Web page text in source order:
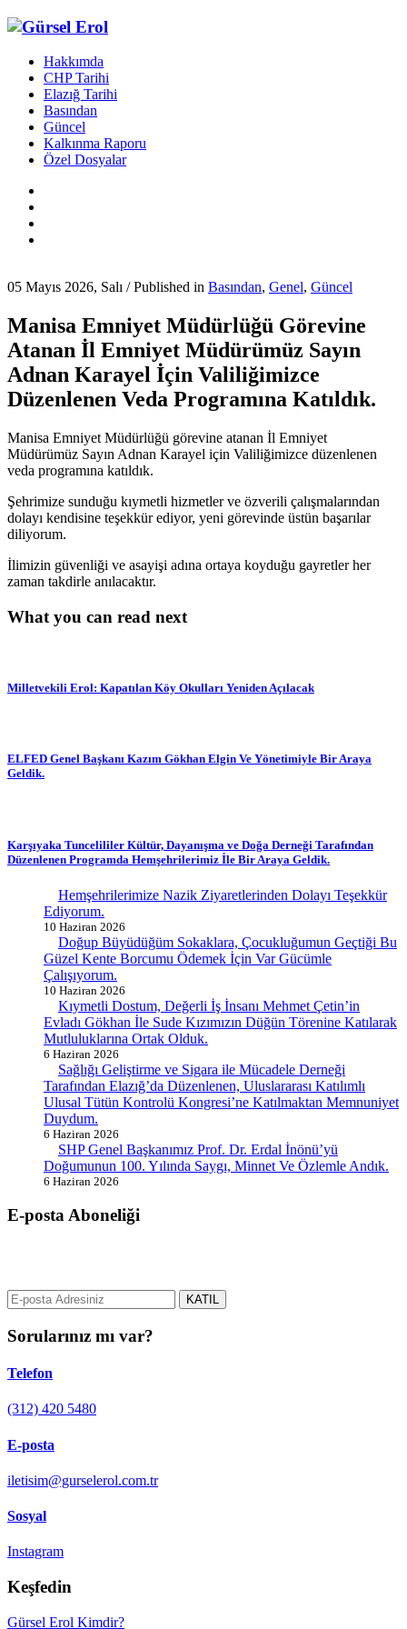
Hakkımda
CHP Tarihi
Elazığ Tarihi
Basından
Güncel
Kalkınma Raporu
Özel Dosyalar
05 Mayıs 2026, Salı /Published in Basından, Genel, Güncel
Manisa Emniyet Müdürlüğü Görevine
Atanan İl Emniyet Müdürümüz Sayın
Adnan Karayel İçin Valiliğimizce
Düzenlenen Veda Programına Katıldık.
Manisa Emniyet Müdürlüğü görevine atanan İl Emniyet
Müdürümüz Sayın Adnan Karayel için Valiliğimizce düzenlenen
veda programına katıldık.
Şehrimize sunduğu kıymetli hizmetler ve özverili çalışmalarından
dolayı kendisine teşekkür ediyor, yeni görevinde üstün başarılar
diliyorum.
İlimizin güvenliği ve asayişi adına ortaya koyduğu gayretler her
zaman takdirle anılacaktır.
What you can read next
Milletvekili Erol: Kapatılan Köy Okulları Yeniden Açılacak
ELFED Genel Başkanı Kazım Gökhan Elgin Ve Yönetimiyle Bir Araya
Geldik.
Karşıyaka Tuncelililer Kültür, Dayanışma ve Doğa Derneği Tarafından
Düzenlenen Programda Hemşehrilerimiz İle Bir Araya Geldik.
Hemşehrilerimize Nazik Ziyaretlerinden Dolayı Teşekkür
Ediyorum.
10 Haziran 2026
Doğup Büyüdüğüm Sokaklara, Çocukluğumun Geçtiği Bu
Güzel Kente Borcumu Ödemek İçin Var Gücümle
Çalışıyorum.
10 Haziran 2026
Kıymetli Dostum, Değerli İş İnsanı Mehmet Çetin’in
Evladı Gökhan İle Sude Kızımızın Düğün Törenine Katılarak
Mutluluklarına Ortak Olduk.
6 Haziran 2026
Sağlığı Geliştirme ve Sigara ile Mücadele Derneği
Tarafından Elazığ’da Düzenlenen, Uluslararası Katılımlı
Ulusal Tütün Kontrolü Kongresi’ne Katılmaktan Memnuniyet
Duydum.
6 Haziran 2026
SHP Genel Başkanımız Prof. Dr. Erdal İnönü’yü
Doğumunun 100. Yılında Saygı, Minnet Ve Özlemle Andık.
6 Haziran 2026
E-posta Aboneliği
KATIL
Sorularınız mı var?
Telefon
(312) 420 5480
E-posta
iletisim@gurselerol.com.tr
Sosyal
Instagram
Keşfedin
Gürsel Erol Kimdir?